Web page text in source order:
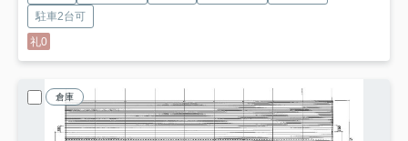
駐車2台可
礼0
倉庫